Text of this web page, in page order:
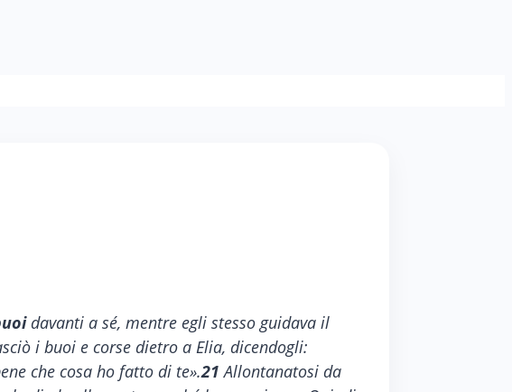
davanti a sé, mentre egli stesso guidava il
i buoi e corse dietro a Elia, dicendogli:
che cosa ho fatto di te».21 Allontanatosi da